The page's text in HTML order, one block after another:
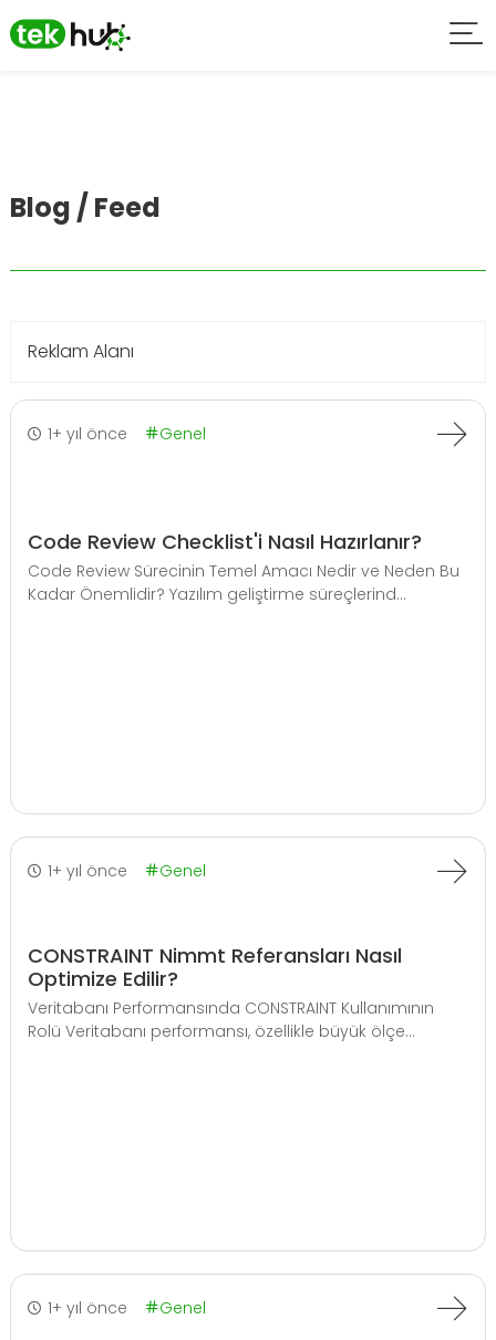
Blog / Feed
Reklam Alanı
1+ yıl önce Genel
Code Review Checklist'i Nasıl Hazırlanır?
Code Review Sürecinin Temel Amacı Nedir ve Neden Bu
Kadar Önemlidir? Yazılım geliştirme süreçlerind...
1+ yıl önce Genel
CONSTRAINT Nimmt Referansları Nasıl
Optimize Edilir?
Veritabanı Performansında CONSTRAINT Kullanımının
Rolü Veritabanı performansı, özellikle büyük ölçe...
1+ yıl önce Genel